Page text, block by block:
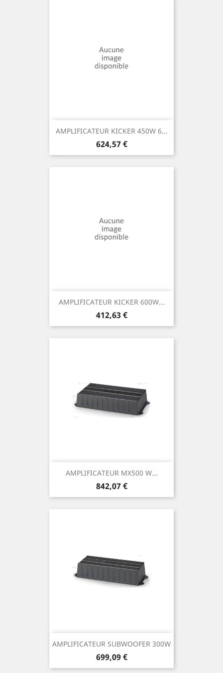
AMPLIFICATEUR KICKER 450W 6...
Prix
624,57 €
AMPLIFICATEUR KICKER 600W...
Prix
412,63 €
AMPLIFICATEUR MX500 W...
Prix
842,07 €
AMPLIFICATEUR SUBWOOFER 300W
Prix
699,09 €